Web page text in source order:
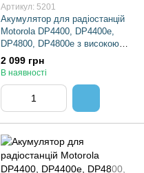
Артикул: 5201
Акумулятор для радіостанцій
Motorola DP4400, DP4400e,
DP4800, DP4800e з високою
ємністю 3200мАч з TYPE C
2 099 грн
В наявності